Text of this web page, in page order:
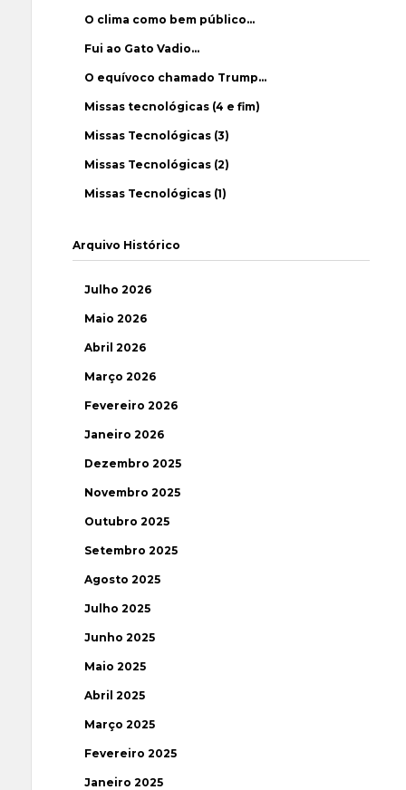
O clima como bem público…
Fui ao Gato Vadio…
O equívoco chamado Trump…
Missas tecnológicas (4 e fim)
Missas Tecnológicas (3)
Missas Tecnológicas (2)
Missas Tecnológicas (1)
Arquivo Histórico
Julho 2026
Maio 2026
Abril 2026
Março 2026
Fevereiro 2026
Janeiro 2026
Dezembro 2025
Novembro 2025
Outubro 2025
Setembro 2025
Agosto 2025
Julho 2025
Junho 2025
Maio 2025
Abril 2025
Março 2025
Fevereiro 2025
Janeiro 2025